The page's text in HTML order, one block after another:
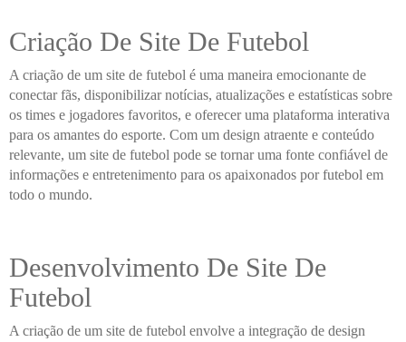
Criação De Site De Futebol
A criação de um site de futebol é uma maneira emocionante de
conectar fãs, disponibilizar notícias, atualizações e estatísticas sobre
os times e jogadores favoritos, e oferecer uma plataforma interativa
para os amantes do esporte. Com um design atraente e conteúdo
relevante, um site de futebol pode se tornar uma fonte confiável de
informações e entretenimento para os apaixonados por futebol em
todo o mundo.
Desenvolvimento De Site De
Futebol
A criação de um site de futebol envolve a integração de design